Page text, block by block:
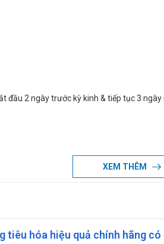
đầu 2 ngày trước kỳ kinh & tiếp tục 3 ngày
huyết cấp.
20
Phụ nữ có thai, đặc biệt 3 tháng đầu
XEM THÊM
hóa hiệu quả chính hãng có